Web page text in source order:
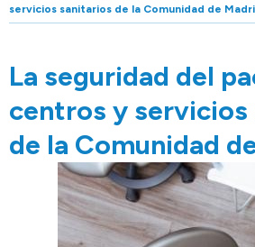
servicios sanitarios de la Comunidad de
La seguridad del
centros y
de la Comunidad